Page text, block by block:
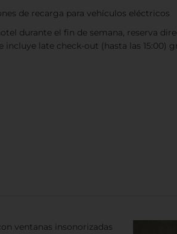
de recarga para vehículos eléctricos
durante el fin de semana, reserva
incluye late check-out (hasta las 15:00)
ventanas insonorizadas